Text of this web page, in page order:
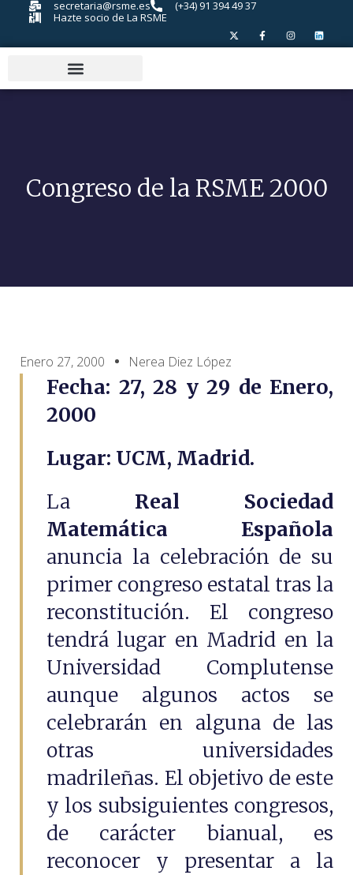
secretaria@rsme.es
(+34) 91 394 49 37
Hazte socio de La RSME
Congreso de la RSME 2000
Enero 27, 2000 Nerea Diez López
Fecha: 27, 28 y 29 de Enero,
2000
Lugar: UCM, Madrid.
La Real Sociedad
Matemática Española
anuncia la celebración de su
primer congreso estatal tras la
reconstitución. El congreso
tendrá lugar en Madrid en la
Universidad Complutense
aunque algunos actos se
celebrarán en alguna de las
otras universidades
madrileñas. El objetivo de este
y los subsiguientes congresos,
de carácter bianual, es
reconocer y presentar a la